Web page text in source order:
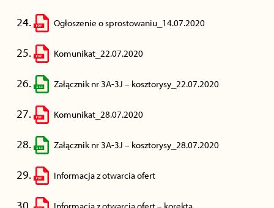
Ogłoszenie o sprostowaniu_14.07.2020
Komunikat_22.07.2020
Załącznik nr 3A-3J – kosztorysy_22.07.2020
Komunikat_28.07.2020
Załącznik nr 3A-3J – kosztorysy_28.07.2020
Informacja z otwarcia ofert